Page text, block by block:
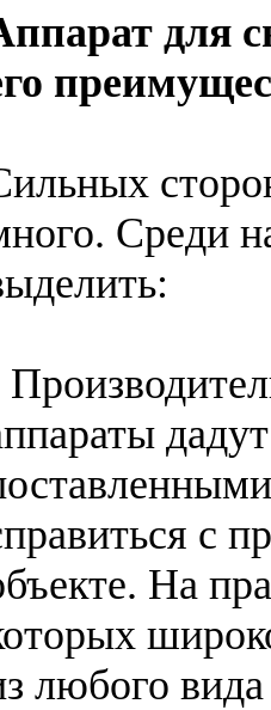
для
Среди
с
На
любого